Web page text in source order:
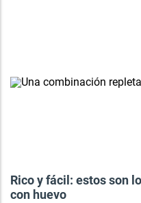
Rico y fácil: estos son
con huevo